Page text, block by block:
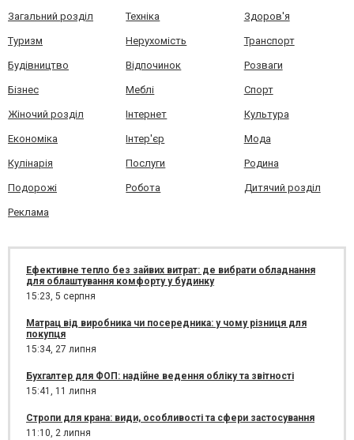
Загальний розділ Техніка Здоров'я
Туризм Нерухомість Транспорт
Будівництво Відпочинок Розваги
Бізнес Меблі Спорт
Жіночий розділ Інтернет Культура
Економіка Інтер'єр Мода
Кулінарія Послуги Родина
Подорожі Робота Дитячий розділ
Реклама
Ефективне тепло без зайвих витрат: де вибрати обладнання
для облаштування комфорту у будинку
15:23, 5 серпня
Матрац від виробника чи посередника: у чому різниця для
покупця
15:34, 27 липня
Бухгалтер для ФОП: надійне ведення обліку та звітності
15:41, 11 липня
Стропи для крана: види, особливості та сфери застосування
11:10, 2 липня